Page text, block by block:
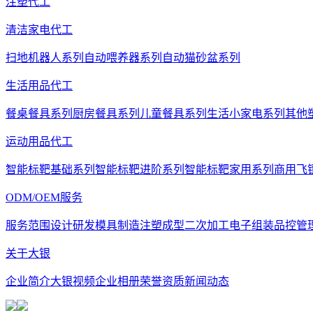
清洁家电代工
扫地机器人系列 自动喂养器系列 自动猫砂盆系列
生活用品代工
餐桌餐具系列 厨房餐具系列 儿童餐具系列 生活小家电系列 其他
运动用品代工
智能标靶基础系列 智能标靶进阶系列 智能标靶家用系列 商用飞
ODM/OEM服务
服务范围设计研发模具制造注塑成型二次加工电子组装品控管
关于大银
企业简介大银视频企业相册荣誉资质新闻动态